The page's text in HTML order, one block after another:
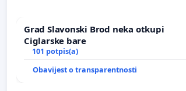
Grad Slavonski Brod neka otkupi
Ciglarske bare
101 potpis(a)
Obavijest o transparentnosti